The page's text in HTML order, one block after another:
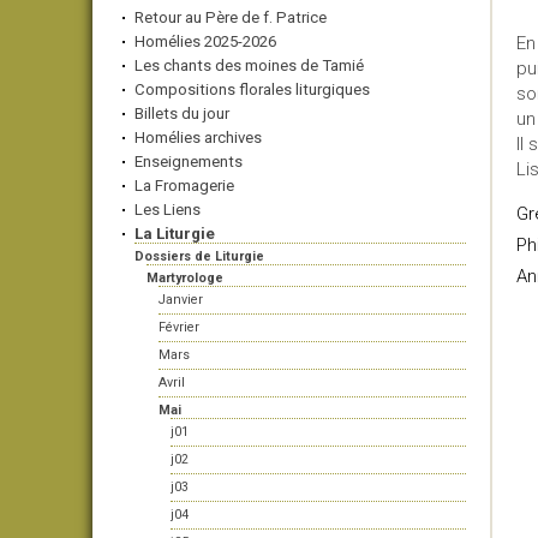
Retour au Père de f. Patrice
Homélies 2025-2026
Les chants des moines de Tamié
Compositions florales liturgiques
Billets du jour
Homélies archives
Enseignements
La Fromagerie
Les Liens
La Liturgie
Dossiers de Liturgie
Martyrologe
Janvier
Février
Mars
Avril
Mai
j01
j02
j03
j04
Il